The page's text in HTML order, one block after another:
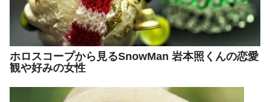
ホロスコープから見るSnowMan 岩本照くんの恋愛
観や好みの女性